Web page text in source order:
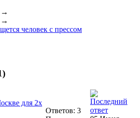
→
→
человек с прессом
для 2х
Ответов: 3